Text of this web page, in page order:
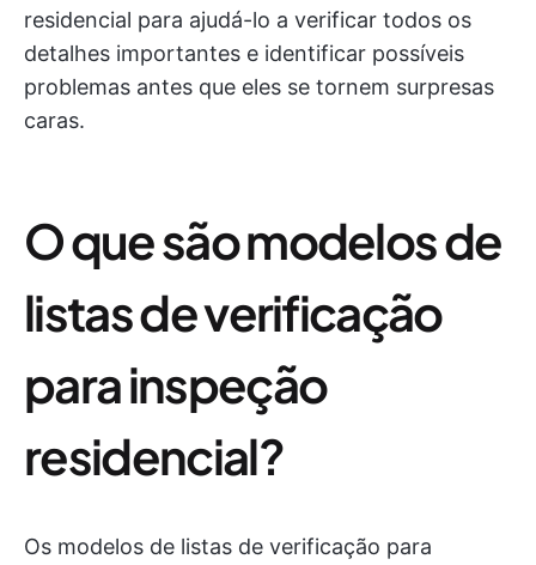
residencial para ajudá-lo a verificar todos os
detalhes importantes e identificar possíveis
problemas antes que eles se tornem surpresas
caras.
O que são modelos de
listas de verificação
para inspeção
residencial?
Os modelos de listas de verificação para